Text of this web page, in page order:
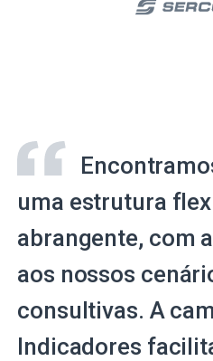
uma estrutura
abrangente, com
aos nossos
consultivas. A
Indicadores